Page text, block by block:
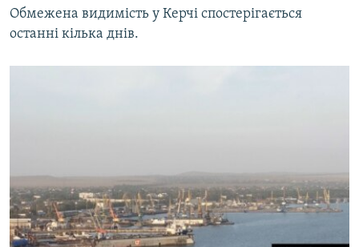
Обмежена видимість у Керчі спостерігається
останні кілька днів.